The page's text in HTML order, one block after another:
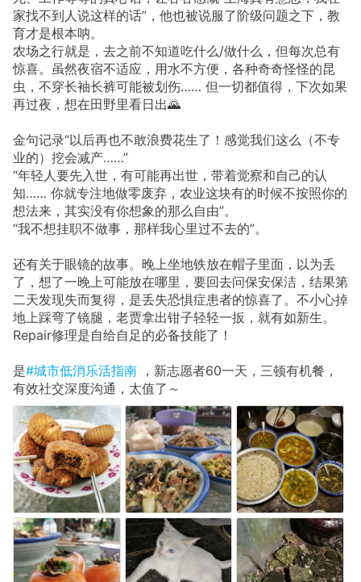
家找不到人说这样的话”，他也被说服了阶级问题之下，教
育才是根本呐。
农场之行就是，去之前不知道吃什么/做什么，但每次总有
惊喜。虽然夜宿不适应，用水不方便，各种奇奇怪怪的昆
虫，不穿长袖长裤可能被划伤…… 但一切都值得，下次如果
再过夜，想在田野里看日出🌄
金句记录“以后再也不敢浪费花生了！感觉我们这么（不专
业的）挖会减产……”
“年轻人要先入世，有可能再出世，带着觉察和自己的认
知…… 你就专注地做零废弃，农业这块有的时候不按照你的
想法来，其实没有你想象的那么自由”。
“我不想挂职不做事，那样我心里过不去的”。
还有关于眼镜的故事。晚上坐地铁放在帽子里面，以为丢
了，想了一晚上可能放在哪里，要回去问保安保洁，结果第
二天发现失而复得，是丢失恐惧症患者的惊喜了。不小心掉
地上踩弯了镜腿，老贾拿出钳子轻轻一扳，就有如新生。
Repair修理是自给自足的必备技能了！
是#城市低消乐活指南 ，新志愿者60一天，三顿有机餐，
有效社交深度沟通，太值了～